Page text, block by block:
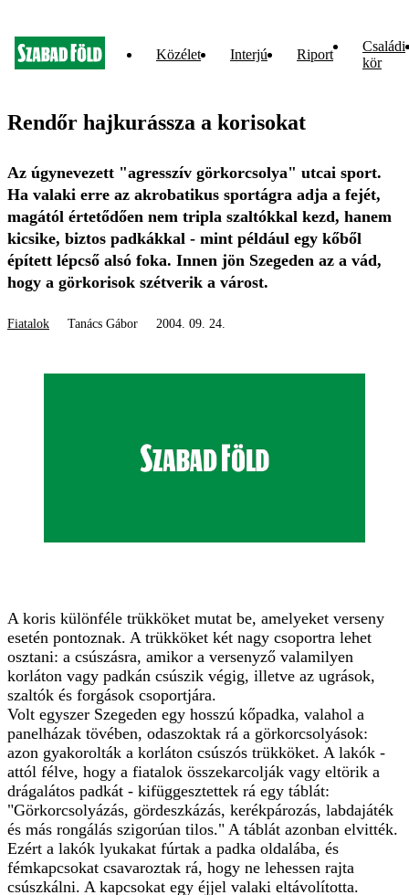
Közélet Interjú Riport
Családi
kör
Rendőr hajkurássza a korisokat
Az úgynevezett "agresszív görkorcsolya" utcai sport.
Ha valaki erre az akrobatikus sportágra adja a fejét,
magától értetődően nem tripla szaltókkal kezd, hanem
kicsike, biztos padkákkal - mint például egy kőből
épített lépcső alsó foka. Innen jön Szegeden az a vád,
hogy a görkorisok szétverik a várost.
Fiatalok Tanács Gábor 2004. 09. 24.
A koris különféle trükköket mutat be, amelyeket verseny
esetén pontoznak. A trükköket két nagy csoportra lehet
osztani: a csúszásra, amikor a versenyző valamilyen
korláton vagy padkán csúszik végig, illetve az ugrások,
szaltók és forgások csoportjára.
Volt egyszer Szegeden egy hosszú kőpadka, valahol a
panelházak tövében, odaszoktak rá a görkorcsolyások:
azon gyakorolták a korláton csúszós trükköket. A lakók -
attól félve, hogy a fiatalok összekarcolják vagy eltörik a
drágalátos padkát - kifüggesztettek rá egy táblát:
"Görkorcsolyázás, gördeszkázás, kerékpározás, labdajáték
és más rongálás szigorúan tilos." A táblát azonban elvitték.
Ezért a lakók lyukakat fúrtak a padka oldalába, és
fémkapcsokat csavaroztak rá, hogy ne lehessen rajta
csúszkálni. A kapcsokat egy éjjel valaki eltávolította.